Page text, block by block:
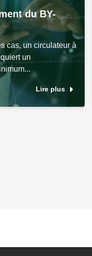
du BY-
cas, un circulateur à
un
Lire plus